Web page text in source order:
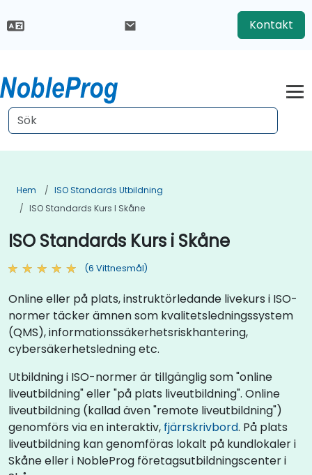
Kontakt
Hem
ISO Standards Utbildning
ISO Standards Kurs I Skåne
ISO Standards Kurs i Skåne
(6 Vittnesmål)
Online eller på plats, instruktörledande livekurs i ISO-
normer täcker ämnen som kvalitetsledningssystem
(QMS), informationssäkerhetsriskhantering,
cybersäkerhetsledning etc.
Utbildning i ISO-normer är tillgänglig som "online
liveutbildning" eller "på plats liveutbildning". Online
liveutbildning (kallad även "remote liveutbildning")
genomförs via en interaktiv, fjärrskrivbord. På plats
liveutbildning kan genomföras lokalt på kundlokaler i
Skåne eller i NobleProg företagsutbildningscenter i